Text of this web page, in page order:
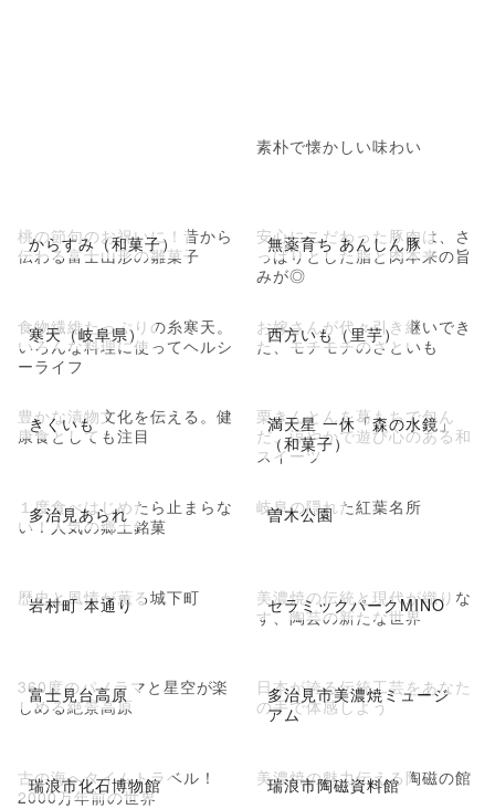
素朴で懐かしい味わい
からすみ（和菓子）
桃の節句のお祝いに！昔から
伝わる富士山形の雛菓子
無薬育ち あんしん豚
安心にこだわった豚肉は、さ
っぱりとした脂と肉本来の旨
みが◎
寒天（岐阜県）
食物繊維たっぷりの糸寒天。
いろんな料理に使ってヘルシ
ーライフ
西方いも（里芋）
お嫁さんが代々引き継いでき
た、モチモチのさといも
きくいも
豊かな漬物文化を伝える。健
康食としても注目
満天星 一休「森の水鏡」
（和菓子）
栗きんとんを葛もちで包ん
だ、涼やかで遊び心のある和
スイーツ
多治見あられ
１度食べはじめたら止まらな
い！人気の郷土銘菓
曽木公園
岐阜の隠れた紅葉名所
岩村町 本通り
歴史と風情が薫る城下町 セラミックパークMINO
美濃焼の伝統と現代が織りな
す、陶芸の新たな世界
富士見台高原
360度のパノラマと星空が楽
しめる絶景高原
多治見市美濃焼ミュージ
アム
日本が誇る伝統工芸をあなた
の手で体感しよう
瑞浪市化石博物館
古の海へタイムトラベル！
2000万年前の世界
瑞浪市陶磁資料館
美濃焼の魅力伝える陶磁の館